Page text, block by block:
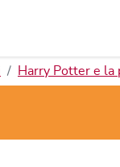
Harry Potter e la